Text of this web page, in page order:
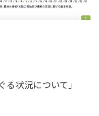
状況について」